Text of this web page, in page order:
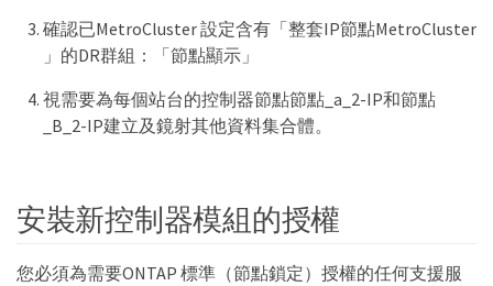
確認已MetroCluster 設定含有「整套IP節點MetroCluster
」的DR群組：「節點顯示」
視需要為每個站台的控制器節點節點_a_2-IP和節點
_B_2-IP建立及鏡射其他資料集合體。
安裝新控制器模組的授權
您必須為需要ONTAP 標準（節點鎖定）授權的任何支援服